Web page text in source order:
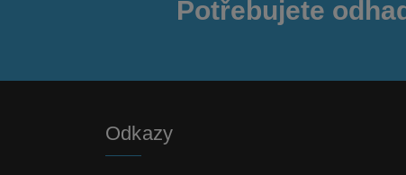
Potřebujete
Odkazy